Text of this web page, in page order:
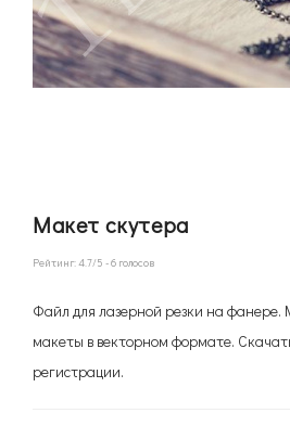
Макет скутера
Рейтинг:4.7/5 -6 голосов
Файл для лазерной резки на фанере.
макеты в векторном формате.
регистрации.